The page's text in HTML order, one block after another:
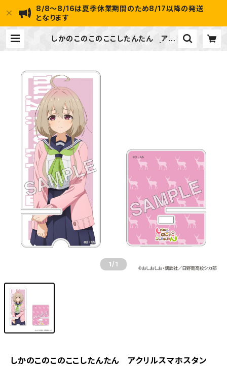
8/8～8/16は夏季休業期間のため8/17以降の発送
となります
しかのこのこのここしたんたん アク
1 /1
しかのこのこのここしたんたん アクリルスマホスタン